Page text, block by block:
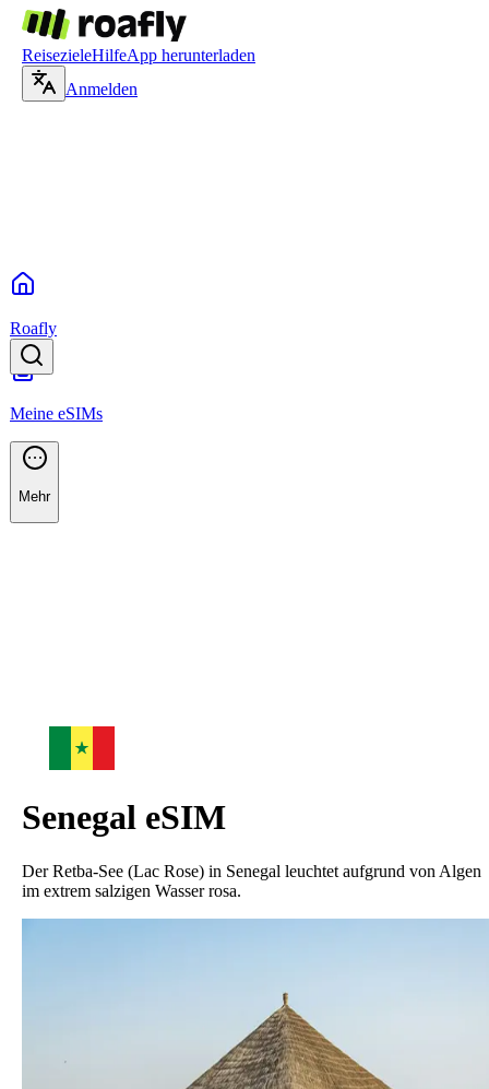
ReisezieleHilfeApp herunterladen
Anmelden
Roafly
Meine eSIMs
Mehr
Senegal eSIM
Der Retba-See (Lac Rose) in Senegal leuchtet aufgrund von Algen
im extrem salzigen Wasser rosa.